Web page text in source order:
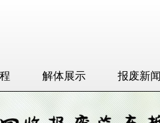
解体展示 报废新闻